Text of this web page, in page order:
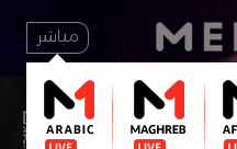
مباشر